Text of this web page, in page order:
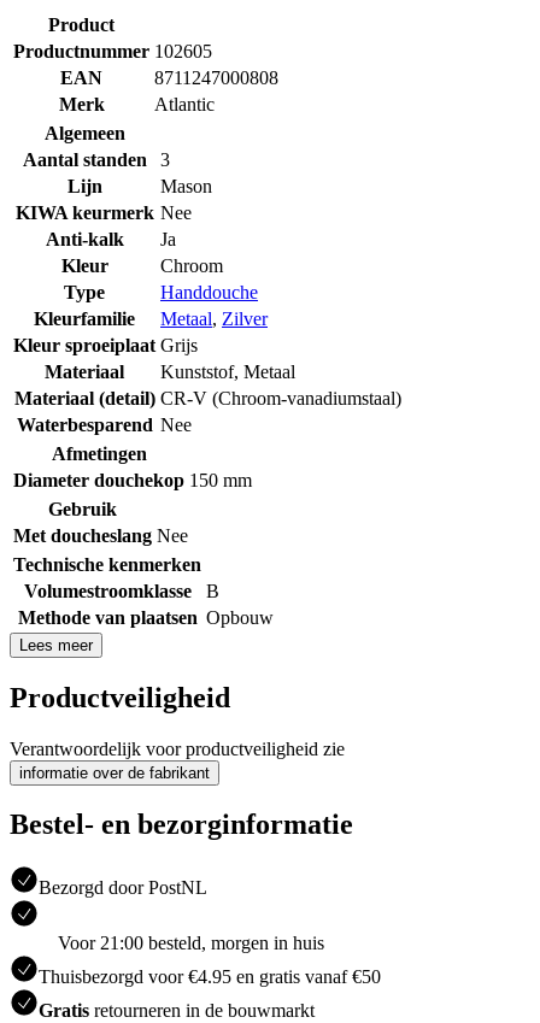
Product
Productnummer 102605
EAN
8711247000808
Merk
Atlantic
Algemeen
Aantal standen
3
Lijn
Mason
KIWA keurmerk Nee
Anti-kalk
Ja
Kleur
Chroom
Type
Handdouche
Kleurfamilie
Metaal, Zilver
Kleur sproeiplaat Grijs
Materiaal
Kunststof, Metaal
Materiaal (detail) CR-V (Chroom-vanadiumstaal)
Waterbesparend Nee
Afmetingen
Diameter douchekop 150 mm
Gebruik
Met doucheslang Nee
Technische kenmerken
Volumestroomklasse
B
Methode van plaatsen Opbouw
Lees meer
Productveiligheid
Verantwoordelijk voor productveiligheid zie
informatie over de fabrikant
Bestel- en bezorginformatie
Bezorgd door PostNL
Voor 21:00 besteld, morgen in huis
Thuisbezorgd voor €4.95 en gratis vanaf €50
Gratis retourneren in de bouwmarkt